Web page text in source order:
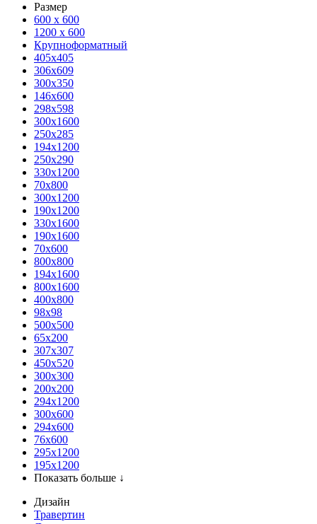
Размер
600 х 600
1200 х 600
Крупноформатный
405x405
306x609
300x350
146x600
298x598
300x1600
250x285
194x1200
250x290
330x1200
70x800
300x1200
190x1200
330x1600
190x1600
70x600
800x800
194x1600
800x1600
400х800
98x98
500x500
65x200
307x307
450x520
300x300
200x200
294x1200
300x600
294x600
76х600
295х1200
195х1200
Показать больше ↓
Дизайн
Травертин